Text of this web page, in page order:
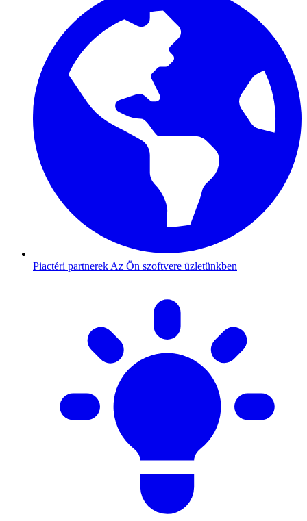
Piactéri partnerek Az Ön szoftvere üzletünkben